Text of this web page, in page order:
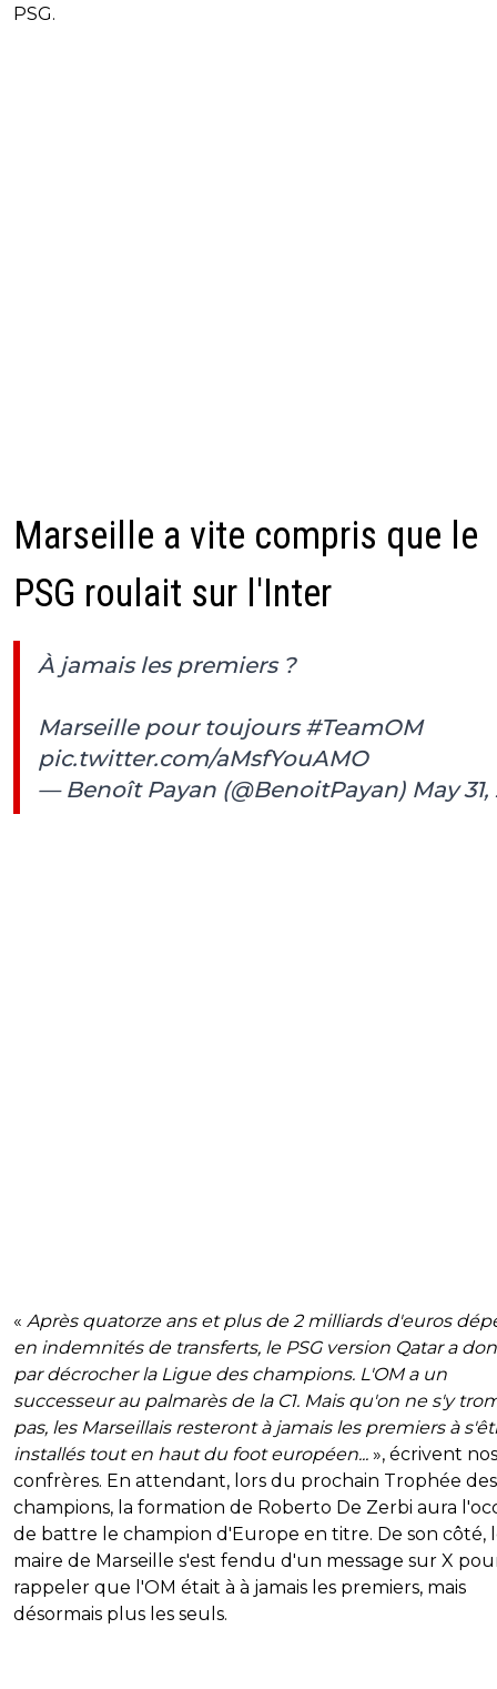
PSG.
Marseille a vite compris que le
PSG roulait sur l'Inter
À jamais les premiers ?
Marseille pour toujours#TeamOM
pic.twitter.com/aMsfYouAMO
— Benoît Payan (@BenoitPayan) May 31,
« Après quatorze ans et plus de 2 milliards d'euros
en indemnités de transferts, le PSG version Qatar a
par décrocher la Ligue des champions. L'OM a un
successeur au palmarès de la C1. Mais qu'on ne s'y
pas, les Marseillais resteront à jamais les premiers à
installés tout en haut du foot européen... », écrivent nos
confrères. En attendant, lors du prochain Trophée des
champions, la formation de Roberto De Zerbi aura
de battre le champion d'Europe en titre. De son côté,
maire de Marseille s'est fendu d'un message sur X
rappeler que l'OM était à à jamais les premiers, mais
désormais plus les seuls.